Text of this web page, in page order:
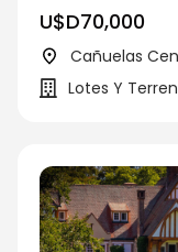
U$D70,000
Cañuelas
Lotes Y